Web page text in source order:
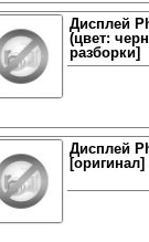
Дисплей
(цвет:
разборки]
Дисплей
[оригинал]